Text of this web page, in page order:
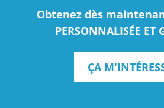
Obtenez dès
PERSONNALISÉE ET
ÇA